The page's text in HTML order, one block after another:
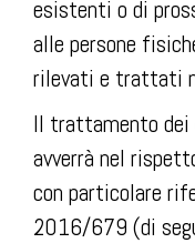
esistenti o di
alle persone
rilevati e trattati
Il trattamento dei
avverrà nel
con particolare
2016/679 (di